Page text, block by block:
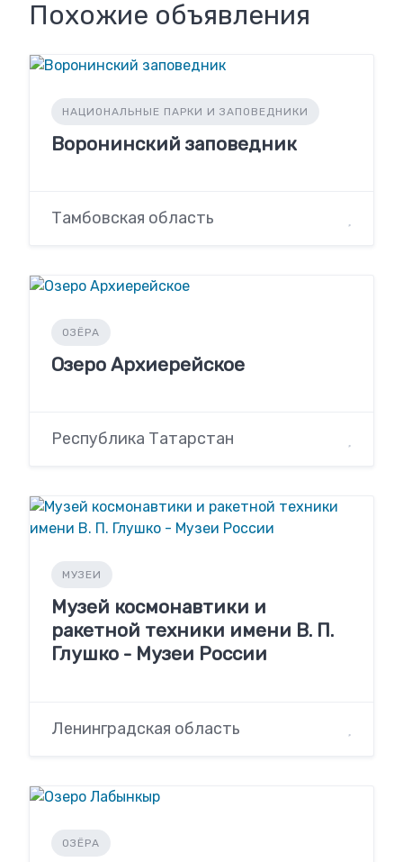
Похожие объявления
НАЦИОНАЛЬНЫЕ ПАРКИ И ЗАПОВЕДНИКИ
Воронинский заповедник
Тамбовская область
ОЗЁРА
Озеро Архиерейское
Республика Татарстан
МУЗЕИ
Музей космонавтики и
ракетной техники имени В. П.
Глушко - Музеи России
Ленинградская область
ОЗЁРА